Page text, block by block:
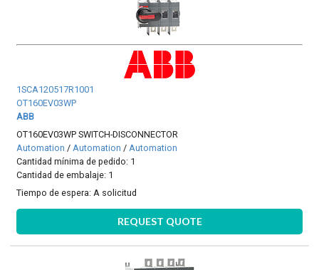
1SCA120517R1001
OT160EV03WP
ABB
OT160EV03WP SWITCH-DISCONNECTOR
Automation /Automation /Automation
Cantidad mínima de pedido: 1
Cantidad de embalaje: 1
Tiempo de espera:A solicitud
REQUEST QUOTE